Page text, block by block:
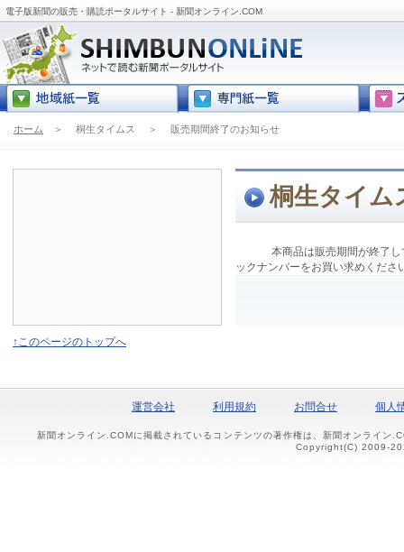
電子版新聞の販売・購読ポータルサイト - 新聞オンライン.COM
ホーム ＞ 桐生タイムス ＞ 販売期間終了のお知らせ
桐生タイム
本商品は販売期間が終了
ックナンバーをお買い求めくださ
↑このページのトップへ
運営会社 利用規約 お問合せ 個人
新聞オンライン.COMに掲載されているコンテンツの著作権は、新聞オンライン
Copyright(C) 2009-